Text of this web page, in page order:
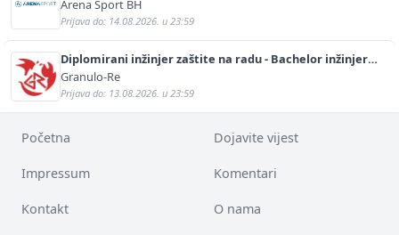
Arena Sport BH
Prijava do: 14.08.2026. u 23:59
Diplomirani inžinjer zaštite na radu - Bachelor inžinjer
sigurnosti i pomoći (m/ž)
Granulo-Re
Prijava do: 13.08.2026. u 23:59
Početna Dojavite vijest
Impressum Komentari
Kontakt O nama